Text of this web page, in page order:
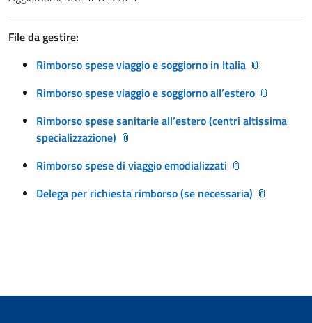
File da gestire:
Rimborso spese viaggio e soggiorno in Italia
Rimborso spese viaggio e soggiorno all’estero
Rimborso spese sanitarie all’estero (centri altissima
specializzazione)
Rimborso spese di viaggio emodializzati
Delega per richiesta rimborso (se necessaria)